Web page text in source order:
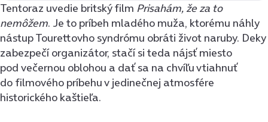
Tentoraz uvedie britský film Prisahám, že za to
nemôžem. Je to príbeh mladého muža, ktorému náhly
nástup Tourettovho syndrómu obráti život naruby. Deky
zabezpečí organizátor, stačí si teda nájsť miesto
pod večernou oblohou a dať sa na chvíľu vtiahnuť
do filmového príbehu v jedinečnej atmosfére
historického kaštieľa.